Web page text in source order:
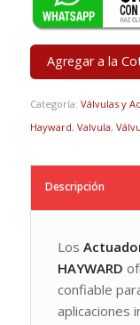
Agregar a la
Categoría: Válvulas y
Hayward, Valvula,
Descripción
Los
HAYWARD
confiable
aplicaciones